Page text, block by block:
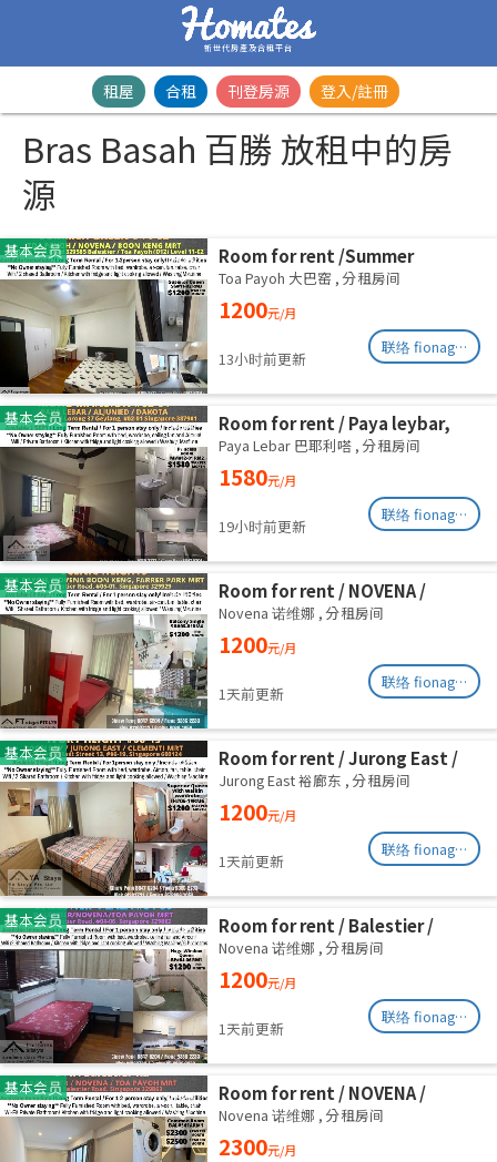
新世代房產及合租平台
租屋 合租 刊登房源 登入/註冊
Bras Basah 百勝 放租中的房
源
基本会员
Room for rent /Summer
Green/Common room/1
pax/Available Immediately
Toa Payoh 大巴窑 , 分租房间
1200元/月
13小时前更新
联络 fionag@transinex.com.sg
基本会员
Room for rent / Paya leybar,
Dakota / Master room / 1pax
stay / Available 2 Sept
Paya Lebar 巴耶利嗒 , 分租房间
1580元/月
19小时前更新
联络 fionag@transinex.com.sg
基本会员
Room for rent / NOVENA /
Common room / 1pax stay /
Available Sept 2
Novena 诺维娜 , 分租房间
1200元/月
1天前更新
联络 fionag@transinex.com.sg
基本会员
Room for rent / Jurong East /
Common room / 1pax stay /
Available 2 Sept
Jurong East 裕廊东 , 分租房间
1200元/月
1天前更新
联络 fionag@transinex.com.sg
基本会员
Room for rent / Balestier /
Common room / 1pax stay /
Available Immediately
Novena 诺维娜 , 分租房间
1200元/月
1天前更新
联络 fionag@transinex.com.sg
基本会员
Room for rent / NOVENA /
Master room / 2,3 pax stay /
Available Immediately
Novena 诺维娜 , 分租房间
2300元/月